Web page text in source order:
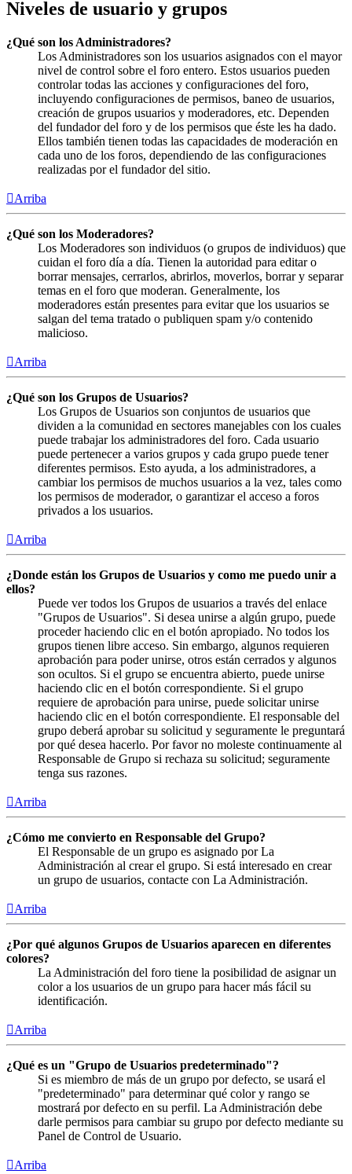
Niveles de usuario y grupos
¿Qué son los Administradores?
Los Administradores son los usuarios asignados con el mayor
nivel de control sobre el foro entero. Estos usuarios pueden
controlar todas las acciones y configuraciones del foro,
incluyendo configuraciones de permisos, baneo de usuarios,
creación de grupos usuarios y moderadores, etc. Dependen
del fundador del foro y de los permisos que éste les ha dado.
Ellos también tienen todas las capacidades de moderación en
cada uno de los foros, dependiendo de las configuraciones
realizadas por el fundador del sitio.
Arriba
¿Qué son los Moderadores?
Los Moderadores son individuos (o grupos de individuos) que
cuidan el foro día a día. Tienen la autoridad para editar o
borrar mensajes, cerrarlos, abrirlos, moverlos, borrar y separar
temas en el foro que moderan. Generalmente, los
moderadores están presentes para evitar que los usuarios se
salgan del tema tratado o publiquen spam y/o contenido
malicioso.
Arriba
¿Qué son los Grupos de Usuarios?
Los Grupos de Usuarios son conjuntos de usuarios que
dividen a la comunidad en sectores manejables con los cuales
puede trabajar los administradores del foro. Cada usuario
puede pertenecer a varios grupos y cada grupo puede tener
diferentes permisos. Esto ayuda, a los administradores, a
cambiar los permisos de muchos usuarios a la vez, tales como
los permisos de moderador, o garantizar el acceso a foros
privados a los usuarios.
Arriba
¿Donde están los Grupos de Usuarios y como me puedo unir a
ellos?
Puede ver todos los Grupos de usuarios a través del enlace
"Grupos de Usuarios". Si desea unirse a algún grupo, puede
proceder haciendo clic en el botón apropiado. No todos los
grupos tienen libre acceso. Sin embargo, algunos requieren
aprobación para poder unirse, otros están cerrados y algunos
son ocultos. Si el grupo se encuentra abierto, puede unirse
haciendo clic en el botón correspondiente. Si el grupo
requiere de aprobación para unirse, puede solicitar unirse
haciendo clic en el botón correspondiente. El responsable del
grupo deberá aprobar su solicitud y seguramente le preguntará
por qué desea hacerlo. Por favor no moleste continuamente al
Responsable de Grupo si rechaza su solicitud; seguramente
tenga sus razones.
Arriba
¿Cómo me convierto en Responsable del Grupo?
El Responsable de un grupo es asignado por La
Administración al crear el grupo. Si está interesado en crear
un grupo de usuarios, contacte con La Administración.
Arriba
¿Por qué algunos Grupos de Usuarios aparecen en diferentes
colores?
La Administración del foro tiene la posibilidad de asignar un
color a los usuarios de un grupo para hacer más fácil su
identificación.
Arriba
¿Qué es un "Grupo de Usuarios predeterminado"?
Si es miembro de más de un grupo por defecto, se usará el
"predeterminado" para determinar qué color y rango se
mostrará por defecto en su perfil. La Administración debe
darle permisos para cambiar su grupo por defecto mediante su
Panel de Control de Usuario.
Arriba